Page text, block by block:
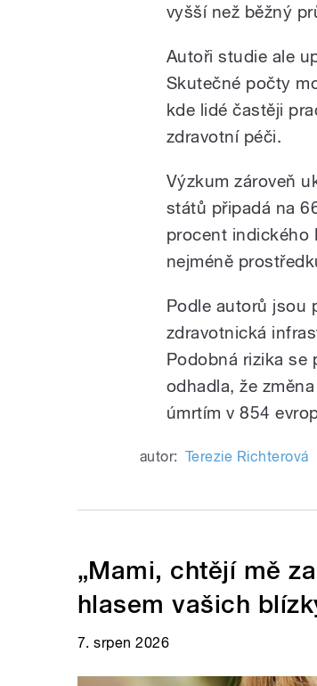
vyšší než běžný
Autoři studie ale
Skutečné počty
kde lidé častěji
zdravotní péči.
Výzkum zároveň
států připadá na
procent indického
nejméně
Podle autorů jsou
zdravotnická
Podobná rizika se
odhadla, že
úmrtím v 854
autor: Terezie Richterová
„Mami, chtějí mě
hlasem vašich
7. srpen 2026